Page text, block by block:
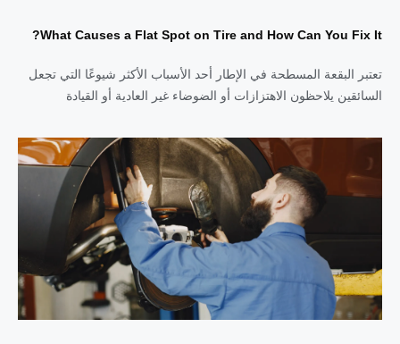
What Causes a Flat Spot on Tire and How Can You Fix It?
تعتبر البقعة المسطحة في الإطار أحد الأسباب الأكثر شيوعًا التي تجعل
السائقين يلاحظون الاهتزازات أو الضوضاء غير العادية أو القيادة